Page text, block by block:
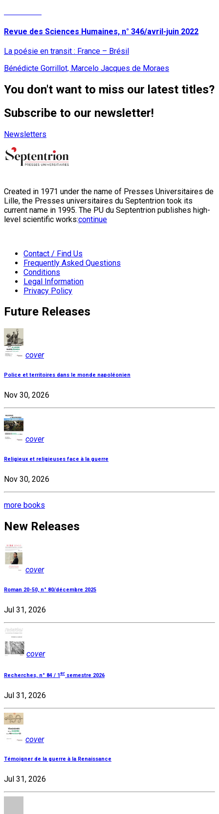
Revue des Sciences Humaines, n° 346/avril-juin 2022
La poésie en transit : France – Brésil
Bénédicte Gorrillot, Marcelo Jacques de Moraes
You don't want to miss our latest titles?
Subscribe to our newsletter!
Newsletters
Created in 1971 under the name of Presses Universitaires de
Lille, the Presses universitaires du Septentrion took its
current name in 1995. The PU du Septentrion publishes high-
level scientific works:continue
Contact / Find Us
Frequently Asked Questions
Conditions
Legal Information
Privacy Policy
Future Releases
cover
Police et territoires dans le monde napoléonien
Nov 30, 2026
cover
Religieux et religieuses face à la guerre
Nov 30, 2026
more books
New Releases
cover
Roman 20-50, n° 80/décembre 2025
Jul 31, 2026
cover
Recherches, n° 84 / 1er semestre 2026
Jul 31, 2026
cover
Témoigner de la guerre à la Renaissance
Jul 31, 2026